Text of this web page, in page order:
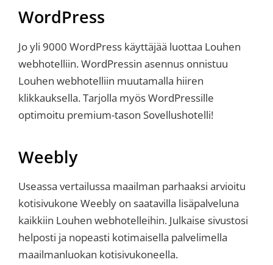
WordPress
Jo yli 9000 WordPress käyttäjää luottaa Louhen
webhotelliin. WordPressin asennus onnistuu
Louhen webhotelliin muutamalla hiiren
klikkauksella. Tarjolla myös WordPressille
optimoitu premium-tason Sovellushotelli!
Weebly
Useassa vertailussa maailman parhaaksi arvioitu
kotisivukone Weebly on saatavilla lisäpalveluna
kaikkiin Louhen webhotelleihin. Julkaise sivustosi
helposti ja nopeasti kotimaisella palvelimella
maailmanluokan kotisivukoneella.